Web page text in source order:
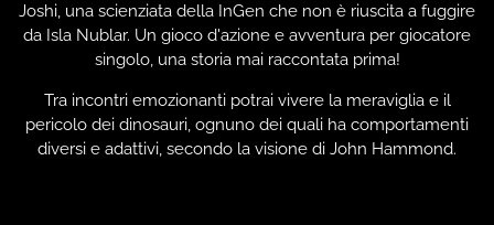
Joshi, una scienziata della InGen che non è riuscita a fuggire
da Isla Nublar. Un gioco d'azione e avventura per giocatore
singolo, una storia mai raccontata prima!
Tra incontri emozionanti potrai vivere la meraviglia e il
pericolo dei dinosauri, ognuno dei quali ha comportamenti
diversi e adattivi, secondo la visione di John Hammond.